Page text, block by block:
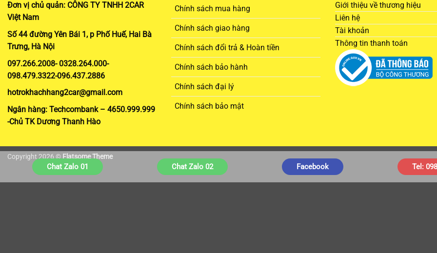
Chat Zalo 01 Chat Zalo 02 Facebook Tel:
Đơn vị chủ quản: CÔNG TY TNHH 2CAR
Việt Nam
Số 44 đường Yên Bái 1, p Phố Huế, Hai Bà
Trưng, Hà Nội
097.266.2008- 0328.264.000-
098.479.3322-096.437.2886
hotrokhachhang2car@gmail.com
Ngân hàng: Techcombank – 4650.999.999
-Chủ TK Dương Thanh Hào
Chính sách mua hàng
Chính sách giao hàng
Chính sách đổi trả & Hoàn tiền
Chính sách bảo hành
Chính sách đại lý
Chính sách bảo mật
Giới thiệu về thương hiệu
Liên hệ
Tài khoản
Thông tin thanh toán
Copyright 2026 ©Flatsome Theme